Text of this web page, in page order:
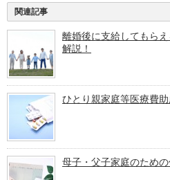
関連記事
離婚後に支給してもら
解説！
ひとり親家庭等医療費
母子・父子家庭のため